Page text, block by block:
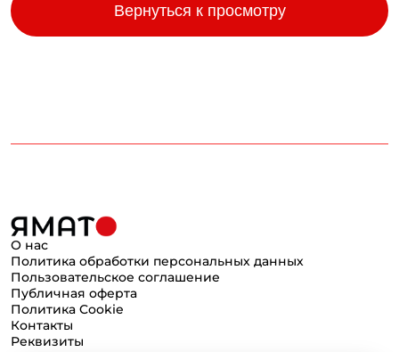
Вернуться к просмотру
О нас
Политика обработки персональных данных
Пользовательское соглашение
Публичная оферта
Политика Cookie
Контакты
Реквизиты